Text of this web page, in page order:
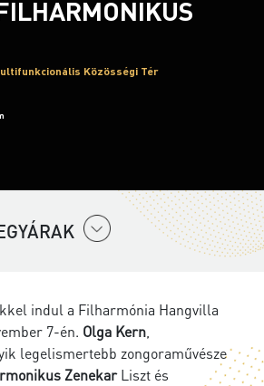
Közösségi Tér
indul a Filharmónia Hangvilla
7-én. Olga Kern
legelismertebb zongoraművésze
ZenekarLiszt és